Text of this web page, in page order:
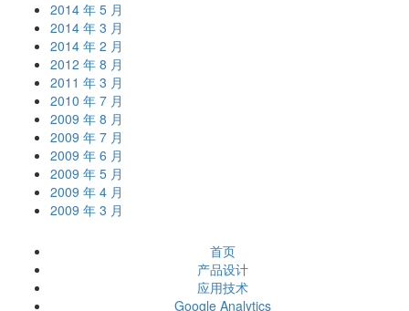
2014 年 5 月
2014 年 3 月
2014 年 2 月
2012 年 8 月
2011 年 3 月
2010 年 7 月
2009 年 8 月
2009 年 7 月
2009 年 6 月
2009 年 5 月
2009 年 4 月
2009 年 3 月
首页
产品设计
应用技术
Google Analytics